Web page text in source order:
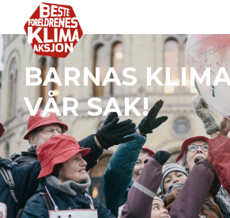
BARNAS
VÅR SAK!